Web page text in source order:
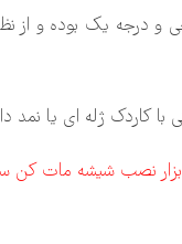
کاردک ژله ای یا
نصب شیشه مات کن